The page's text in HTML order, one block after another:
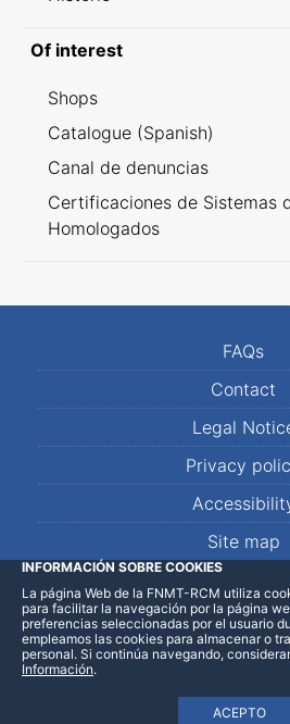
Of interest
Shops
Catalogue (Spanish)
Canal de denuncias
Certificaciones de Sistemas
Homologados
FAQs
Contact
Legal
Privacy
Site map
LinkedInFacebookWhatsApp
INFORMACIÓN SOBRE COOKIES
La página Web de la FNMT-RCM utiliza
para facilitar la navegación por la página
preferencias seleccionadas por el usuario
empleamos las cookies para almacenar o
personal. Si continúa navegando,
ACEPTO
Información.